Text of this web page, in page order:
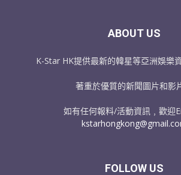
ABOUT US
K-Star HK提供最新的韓星等亞洲娛樂
著重於優質的新聞圖片和影
如有任何報料/活動資訊﹐歡迎
FOLLOW US